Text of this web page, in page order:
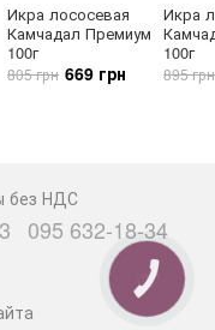
Икра лососевая
Камчадал Премиум
100г
805 грн 669 грн
Икра
100г
895 грн
без НДС
095 632-18-34
КНОПКА
СВЯЗИ